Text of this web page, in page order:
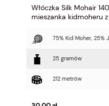
Włóczka Silk Mohair
mieszanka kidmoheru
75% Kid Moher, 25%
25 gramów
212 metrów